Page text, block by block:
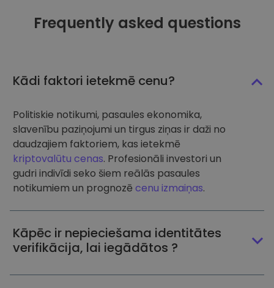
Frequently asked questions
Kādi faktori ietekmē cenu?
Politiskie notikumi, pasaules ekonomika,
slavenību paziņojumi un tirgus ziņas ir daži no
daudzajiem faktoriem, kas ietekmē
kriptovalūtu cenas. Profesionāli investori un
gudri indivīdi seko šiem reālās pasaules
notikumiem un prognozē cenu izmaiņas.
Kāpēc ir nepieciešama identitātes
verifikācija, lai iegādātos ?